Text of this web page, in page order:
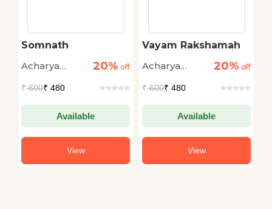
Somnath
Acharya
20% off
₹600₹ 480
Available
View
Vayam Rakshamah
Acharya
20% off
₹600₹ 480
Available
View